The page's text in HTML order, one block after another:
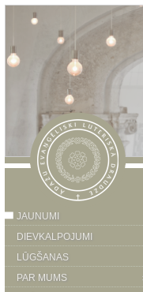
JAUNUMI
DIEVKALPOJUMI
LŪGŠANAS
PAR MUMS